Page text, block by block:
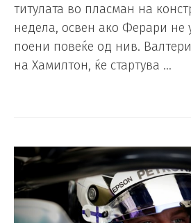
титулата во пласман на
недела, освен ако Ферари не
поени повеќе од нив. Валтери
на Хамилтон, ќе стартува …